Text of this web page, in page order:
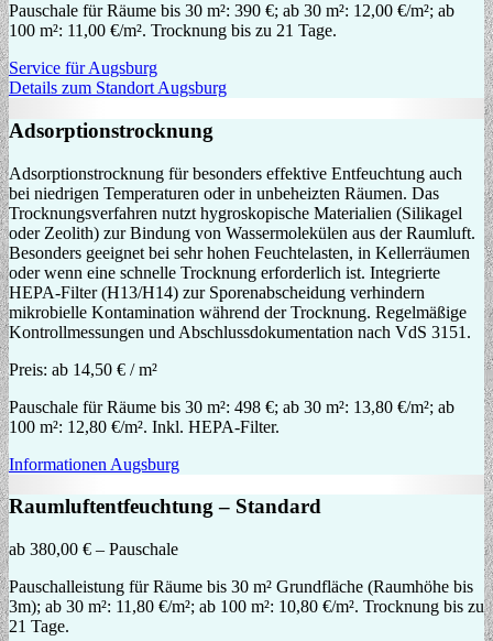
Pauschale für Räume bis 30 m²: 390 €; ab 30 m²: 12,00 €/m²; ab
100 m²: 11,00 €/m². Trocknung bis zu 21 Tage.
Service für Augsburg
Details zum Standort Augsburg
Adsorptionstrocknung
Adsorptionstrocknung für besonders effektive Entfeuchtung auch
bei niedrigen Temperaturen oder in unbeheizten Räumen. Das
Trocknungsverfahren nutzt hygroskopische Materialien (Silikagel
oder Zeolith) zur Bindung von Wassermolekülen aus der Raumluft.
Besonders geeignet bei sehr hohen Feuchtelasten, in Kellerräumen
oder wenn eine schnelle Trocknung erforderlich ist. Integrierte
HEPA-Filter (H13/H14) zur Sporenabscheidung verhindern
mikrobielle Kontamination während der Trocknung. Regelmäßige
Kontrollmessungen und Abschlussdokumentation nach VdS 3151.
Preis: ab 14,50 € / m²
Pauschale für Räume bis 30 m²: 498 €; ab 30 m²: 13,80 €/m²; ab
100 m²: 12,80 €/m². Inkl. HEPA-Filter.
Informationen Augsburg
Raumluftentfeuchtung – Standard
ab 380,00 € – Pauschale
Pauschalleistung für Räume bis 30 m² Grundfläche (Raumhöhe bis
3m); ab 30 m²: 11,80 €/m²; ab 100 m²: 10,80 €/m². Trocknung bis zu
21 Tage.